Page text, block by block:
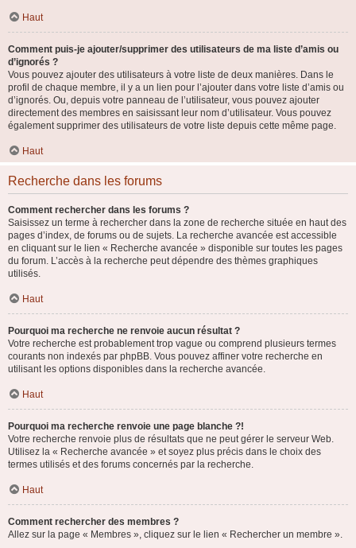
Haut
Comment puis-je ajouter/supprimer des utilisateurs de ma liste d’amis ou
d’ignorés ?
Vous pouvez ajouter des utilisateurs à votre liste de deux manières. Dans le
profil de chaque membre, il y a un lien pour l’ajouter dans votre liste d’amis ou
d’ignorés. Ou, depuis votre panneau de l’utilisateur, vous pouvez ajouter
directement des membres en saisissant leur nom d’utilisateur. Vous pouvez
également supprimer des utilisateurs de votre liste depuis cette même page.
Haut
Recherche dans les forums
Comment rechercher dans les forums ?
Saisissez un terme à rechercher dans la zone de recherche située en haut des
pages d’index, de forums ou de sujets. La recherche avancée est accessible
en cliquant sur le lien « Recherche avancée » disponible sur toutes les pages
du forum. L’accès à la recherche peut dépendre des thèmes graphiques
utilisés.
Haut
Pourquoi ma recherche ne renvoie aucun résultat ?
Votre recherche est probablement trop vague ou comprend plusieurs termes
courants non indexés par phpBB. Vous pouvez affiner votre recherche en
utilisant les options disponibles dans la recherche avancée.
Haut
Pourquoi ma recherche renvoie une page blanche ?!
Votre recherche renvoie plus de résultats que ne peut gérer le serveur Web.
Utilisez la « Recherche avancée » et soyez plus précis dans le choix des
termes utilisés et des forums concernés par la recherche.
Haut
Comment rechercher des membres ?
Allez sur la page « Membres », cliquez sur le lien « Rechercher un membre ».